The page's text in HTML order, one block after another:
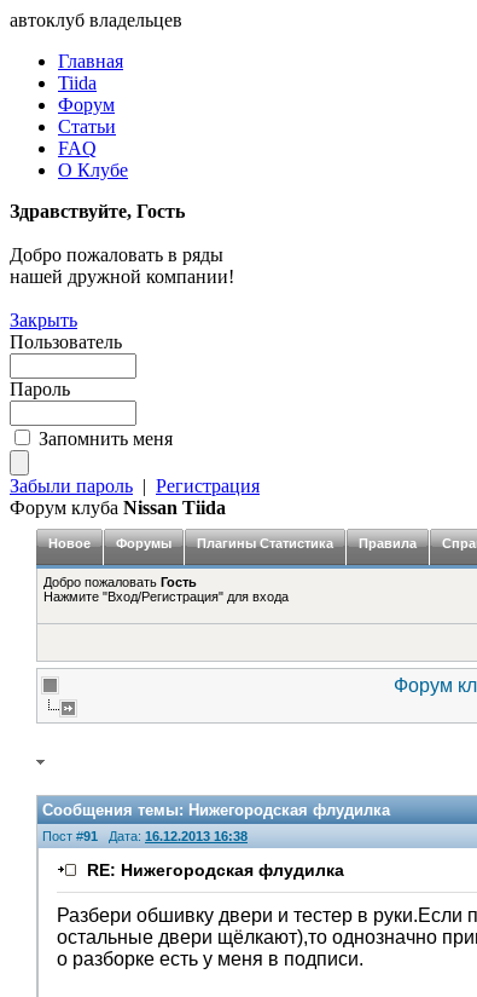
автоклуб владельцев
Главная
Tiida
Форум
Статьи
FAQ
О Клубе
Здравствуйте, Гость
Добро пожаловать в ряды
нашей дружной компании!
Закрыть
Пользователь
Пароль
Запомнить меня
Забыли пароль | Регистрация
Форум клуба Nissan Tiida
Новое Форумы Плагины Статистика Правила
Добро пожаловать Гость
Нажмите "Вход/Регистрация" для входа
Форум
Сообщения темы:Нижегородская флудилка
Пост #91 Дата: 16.12.2013 16:38
RE: Нижегородская флудилка
Разбери обшивку двери и тестер в руки.Если
остальные двери щёлкают),то однозначно
о разборке есть у меня в подписи.